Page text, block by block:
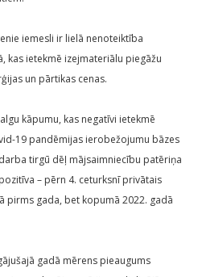
iemesli ir lielā nenoteiktība
kas ietekmē izejmateriālu piegāžu
un pārtikas cenas.
kāpumu, kas negatīvi ietekmē
19 pandēmijas ierobežojumu bāzes
tirgū dēļ mājsaimniecību patēriņa
– pērn 4. ceturksnī privātais
pirms gada, bet kopumā 2022. gadā
gadā mērens pieaugums